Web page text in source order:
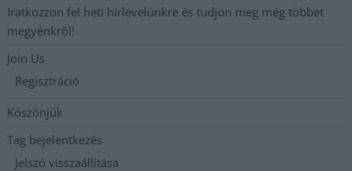
Iratkozzon fel heti hírlevelünkre és tudjon meg még többet
megyénkről!
Join Us
Regisztráció
Köszönjük
Tag bejelentkezés
Jelszó visszaállítása